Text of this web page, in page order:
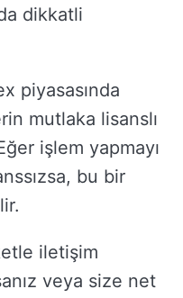
dikkatli
piyasasında
mutlaka lisanslı
işlem yapmayı
bu bir
iletişim
veya size net